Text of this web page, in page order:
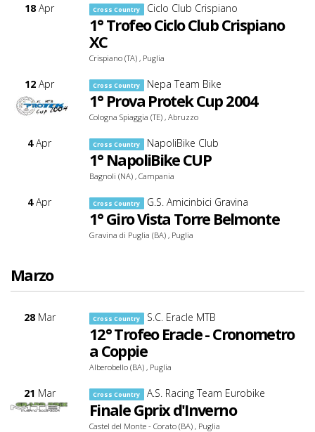
18 Apr Cross Country Ciclo Club Crispiano
1° Trofeo Ciclo Club Crispiano
XC
Crispiano (TA) , Puglia
12 Apr Cross Country Nepa Team Bike
1° Prova Protek Cup 2004
Cologna Spiaggia (TE) , Abruzzo
4Apr Cross Country NapoliBike Club
1° NapoliBike CUP
Bagnoli (NA) , Campania
4Apr Cross Country G.S. Amicinbici Gravina
1° Giro Vista Torre Belmonte
Gravina di Puglia (BA) , Puglia
Marzo
28Mar Cross Country S.C. Eracle MTB
12° Trofeo Eracle - Cronometro
a Coppie
Alberobello (BA) , Puglia
21 Mar Cross Country A.S. Racing Team Eurobike
Finale Gprix d'Inverno
Castel del Monte - Corato (BA) , Puglia